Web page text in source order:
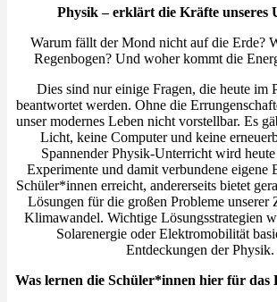
Physik – erklärt die Kräfte unseres
Warum fällt der Mond nicht auf die Erde?
Regenbogen? Und woher kommt die
Dies sind nur einige Fragen, die heute im
beantwortet werden. Ohne die
unser modernes Leben nicht vorstellbar. Es
Licht, keine Computer und keine
Spannender Physik-Unterricht wird
Experimente und damit verbundene eigene
Schüler*innen erreicht, andererseits bietet
Lösungen für die großen Probleme unserer
Klimawandel. Wichtige Lösungsstrategien
Solarenergie oder Elektromobilität
Entdeckungen der Physik.
Was lernen die Schüler*innen hier für das